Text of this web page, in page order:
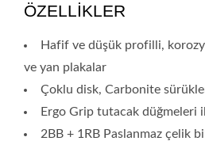
ÖZELLİKLER
Hafif ve düşük profilli,
ve yan plakalar
Çoklu disk, Carbonite
Ergo Grip tutacak düğmeleri
2BB + 1RB Paslanmaz çelik